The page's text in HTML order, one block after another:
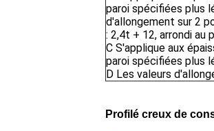
paroi spécifiées plus
d'allongement sur 2
: 2,4t + 12, arrondi au
C S'applique aux
paroi spécifiées plus
D Les valeurs
Profilé creux de